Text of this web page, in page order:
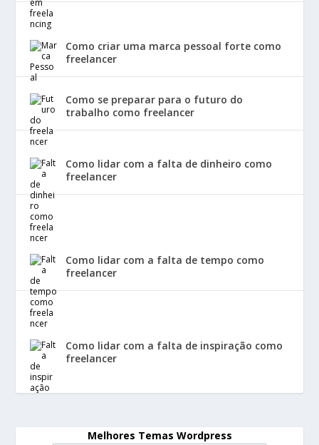
Como criar uma marca pessoal forte como
freelancer
Como se preparar para o futuro do
trabalho como freelancer
Como lidar com a falta de dinheiro como
freelancer
Como lidar com a falta de tempo como
freelancer
Como lidar com a falta de inspiração como
freelancer
Melhores Temas Wordpress